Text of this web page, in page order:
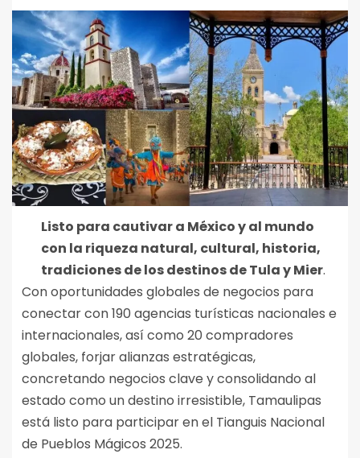
Listo para cautivar a México y al mundo
con la riqueza natural, cultural, historia,
tradiciones de los destinos de Tula y Mier.
Con oportunidades globales de negocios para
conectar con 190 agencias turísticas nacionales e
internacionales, así como 20 compradores
globales, forjar alianzas estratégicas,
concretando negocios clave y consolidando al
estado como un destino irresistible, Tamaulipas
está listo para participar en el Tianguis Nacional
de Pueblos Mágicos 2025.